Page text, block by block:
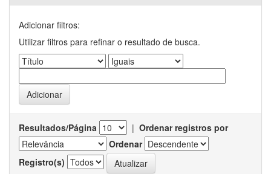
Adicionar filtros:
Utilizar filtros para refinar o resultado de busca.
Resultados/Página | Ordenar registros por
Ordenar
Registro(s)